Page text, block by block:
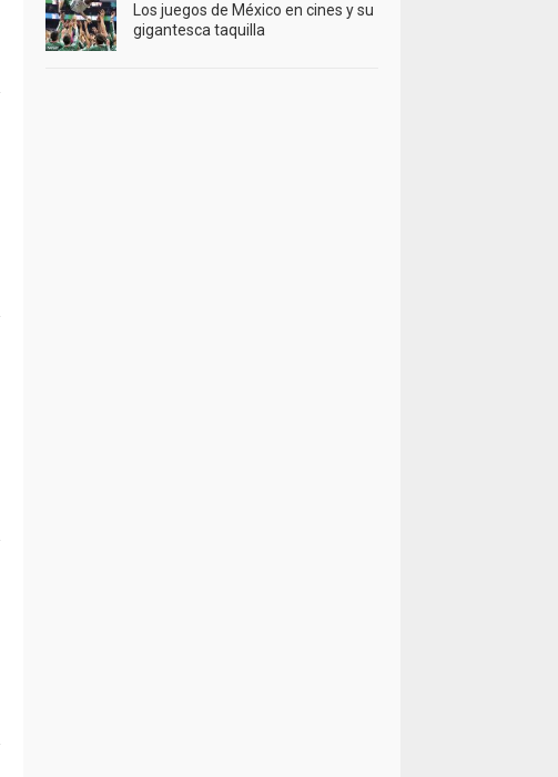
Los juegos de México en cines y su
gigantesca taquilla